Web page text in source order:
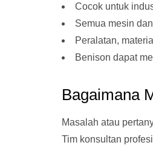
Cocok untuk
Semua mesin
Peralatan,
Benison dapat
Bagaimana
Masalah atau
Tim konsultan